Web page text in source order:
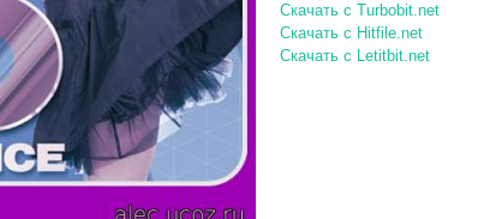
Скачать c Turbobit.net
Скачать c Hitfile.net
Скачать c Letitbit.net